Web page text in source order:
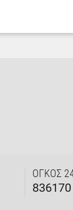
ΌΓΚΟΣ
836170